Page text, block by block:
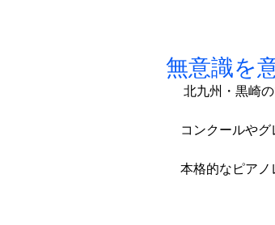
無意識を
北九州・黒崎
コンクールや
本格的なピアノ